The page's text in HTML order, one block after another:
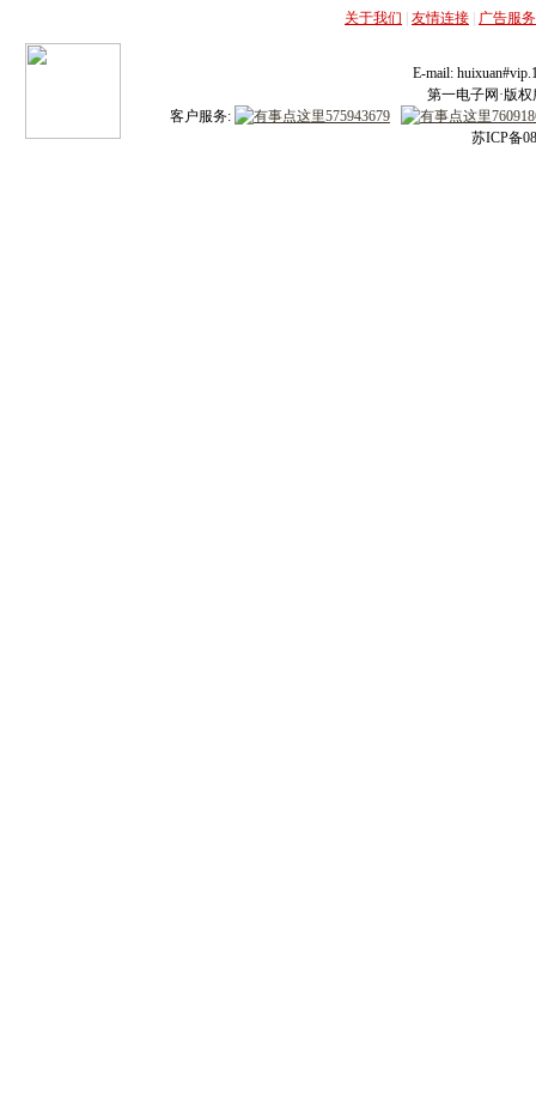
关于我们 友情连接 广告服务
E-mail:
第一电子网·版权
客户服务:
苏ICP备